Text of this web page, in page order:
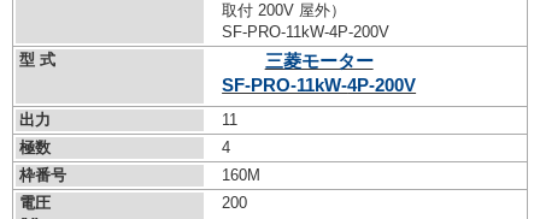
取付 200V 屋外）
SF-PRO-11kW-4P-200V
型 式
三菱モーター
SF-PRO-11kW-4P-200V
出力
11
極数
4
枠番号
160M
電圧
200